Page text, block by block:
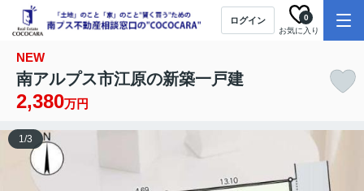
ログイン
お気に入り
0
NEW
南アルプス市江原の新築一戸建
2,380万円
1/3